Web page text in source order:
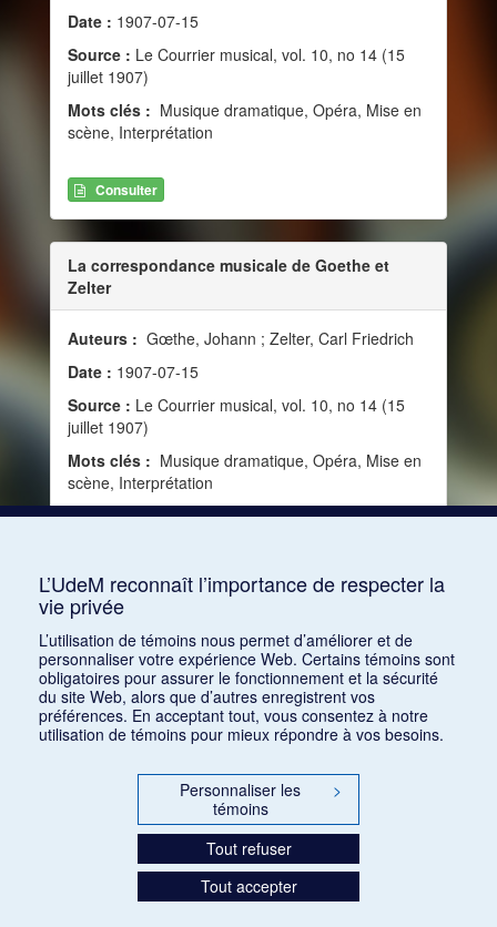
Date : 1907-07-15
Source : Le Courrier musical, vol. 10, no 14 (15
juillet 1907)
Mots clés : Musique dramatique, Opéra, Mise en
scène, Interprétation
Consulter
La correspondance musicale de Goethe et
Zelter
Auteurs : Gœthe, Johann ; Zelter, Carl Friedrich
Date : 1907-07-15
Source : Le Courrier musical, vol. 10, no 14 (15
juillet 1907)
Mots clés : Musique dramatique, Opéra, Mise en
scène, Interprétation
1 2 3 4 5 … 1168
L’UdeM reconnaît l’importance de respecter la
vie privée
L’utilisation de témoins nous permet d’améliorer et de
personnaliser votre expérience Web. Certains témoins sont
obligatoires pour assurer le fonctionnement et la sécurité
du site Web, alors que d’autres enregistrent vos
préférences. En acceptant tout, vous consentez à notre
utilisation de témoins pour mieux répondre à vos besoins.
Personnaliser les
témoins
>
Tout refuser
Tout accepter